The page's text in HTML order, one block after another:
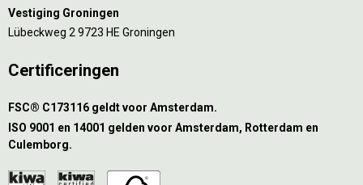
Vestiging Groningen
Lübeckweg 2 9723 HE Groningen
Certificeringen
FSC® C173116 geldt voor Amsterdam.
ISO 9001 en 14001 gelden voor Amsterdam, Rotterdam en
Culemborg.